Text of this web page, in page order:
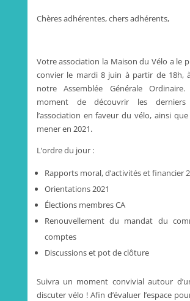
Chères adhérentes, chers adhérents,
Votre association la Maison du Vélo a le
convier le mardi 8 juin à partir de 18h,
notre Assemblée Générale
moment de découvrir les
l’association en faveur du vélo, ainsi
mener en 2021.
L’ordre du jour :
Rapports moral, d’activités et financier
Orientations 2021
Élections membres CA
Renouvellement du mandat du
comptes
Discussions et pot de clôture
Suivra un moment convivial autour
discuter vélo ! Afin d’évaluer l’espace